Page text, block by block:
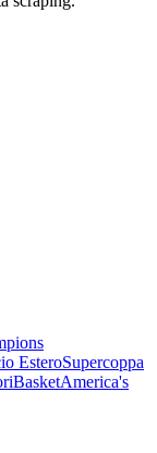
EsteroSupercoppa
BasketAmerica's